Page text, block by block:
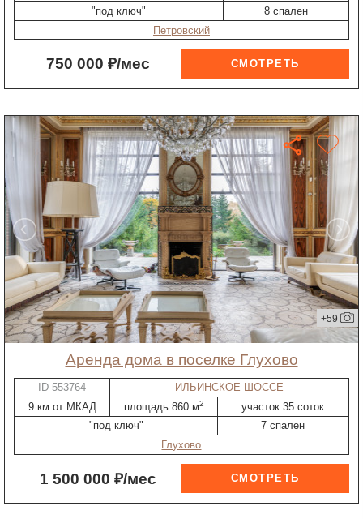
"под ключ"
8 спален
Петровский
750 000 ₽/мес
+59
Аренда дома в поселке Глухово
ID-553764
ИЛЬИНСКОЕ ШОССЕ
9 км от МКАД
площадь 860 м2
участок 35 соток
"под ключ"
7 спален
Глухово
1 500 000 ₽/мес